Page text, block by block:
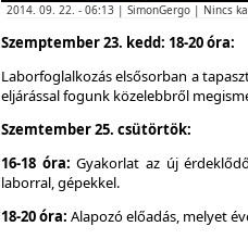
2014. 09. 22. - 06:13 | SimonGergo | Nincs
Szemptember 23. kedd: 18-20 óra:
Laborfoglalkozás elsősorban a
eljárással fogunk közelebbről
Szemtember 25. csütörtök:
16-18 óra: Gyakorlat az új
laborral, gépekkel.
18-20 óra: Alapozó előadás, melyet